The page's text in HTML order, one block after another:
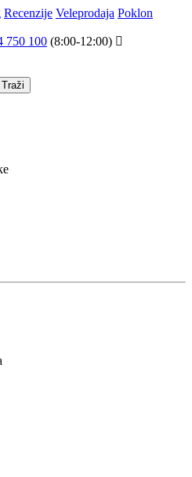
Recenzije Veleprodaja Poklon
750 100 (8:00-12:00)
Traži